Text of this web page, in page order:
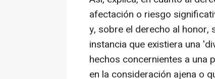
afectación o riesgo
y, sobre el derecho al honor,
instancia que existiera una
hechos concernientes a una
en la consideración ajena o